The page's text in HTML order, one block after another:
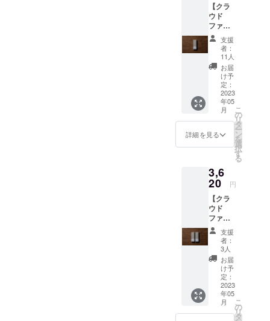
【クラ
ウド
ファン
ディン
グ限定
価格
10％OF
F】 ●遊
香堂
itoma
1箱 30
本(20g)
入り ※
下記を
合計し
たお値
す。
①itoma
×1箱 販
売予定
価格の
10％OF
F =
¥1,584
（税
込） ②
送料630
円（税
込） ※
直射日
光や高
温多湿
支援
者：
11人
お届
け予
定：
2023
年05
月
詳細を見る
こ
の
リ
タ
ー
ン
を
選
択
す
る
3,6
20 円
【クラ
ウド
ファン
ディン
グ限定
価格
15％OF
F】 ●遊
香堂
itoma
30本
(20g)入
り × 2箱
支援
者：
3人
お届
け予
定：
2023
年05
月
こ
の
リ
タ